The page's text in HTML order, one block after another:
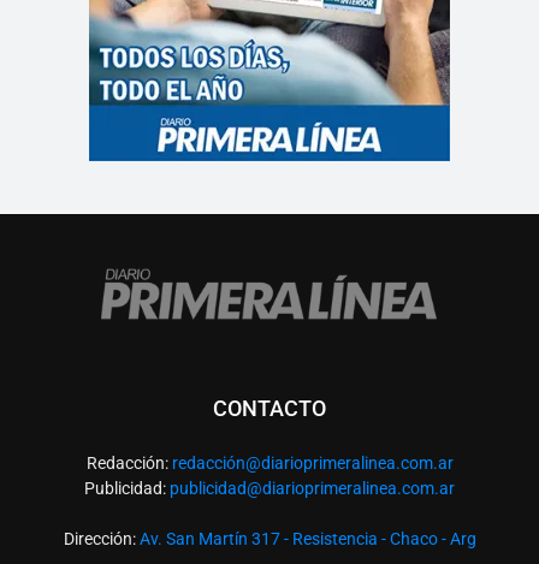
CONTACTO
Redacción: redacción@diarioprimeralinea.com.ar
Publicidad: publicidad@diarioprimeralinea.com.ar
Dirección:Av. San Martín 317 - Resistencia - Chaco - Arg